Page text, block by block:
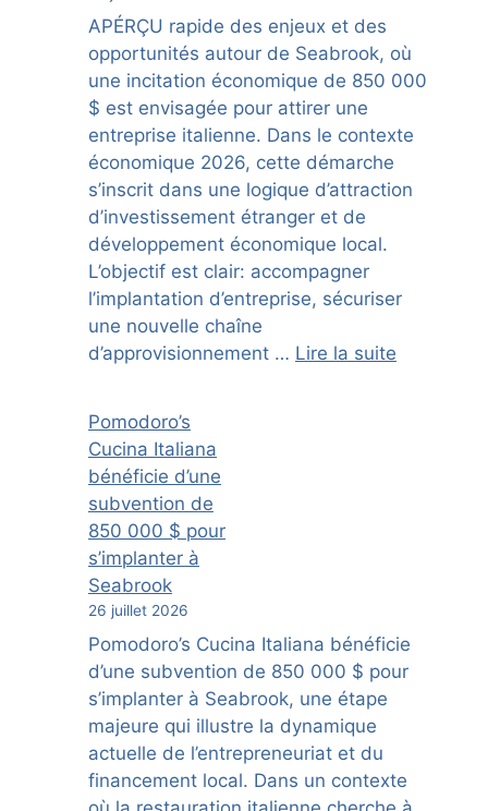
APÉRÇU rapide des enjeux et des
opportunités autour de Seabrook, où
une incitation économique de 850 000
$ est envisagée pour attirer une
entreprise italienne. Dans le contexte
économique 2026, cette démarche
s’inscrit dans une logique d’attraction
d’investissement étranger et de
développement économique local.
L’objectif est clair: accompagner
l’implantation d’entreprise, sécuriser
une nouvelle chaîne
d’approvisionnement … Lire la suite
Pomodoro’s
Cucina Italiana
bénéficie d’une
subvention de
850 000 $ pour
s’implanter à
Seabrook
26 juillet 2026
Pomodoro’s Cucina Italiana bénéficie
d’une subvention de 850 000 $ pour
s’implanter à Seabrook, une étape
majeure qui illustre la dynamique
actuelle de l’entrepreneuriat et du
financement local. Dans un contexte